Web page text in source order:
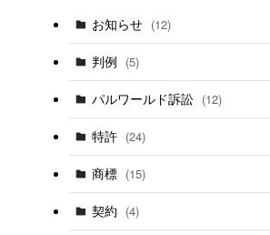
お知らせ (12)
判例 (5)
パルワールド訴訟 (12)
特許 (24)
商標 (15)
契約 (4)